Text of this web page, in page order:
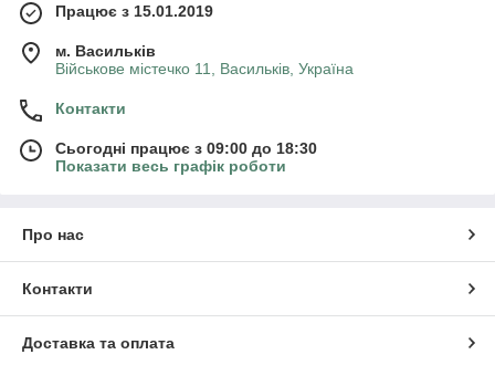
Працює з 15.01.2019
м. Васильків
Військове містечко 11, Васильків, Україна
Контакти
Сьогодні працює з 09:00 до 18:30
Показати весь графік роботи
Про нас
Контакти
Доставка та оплата